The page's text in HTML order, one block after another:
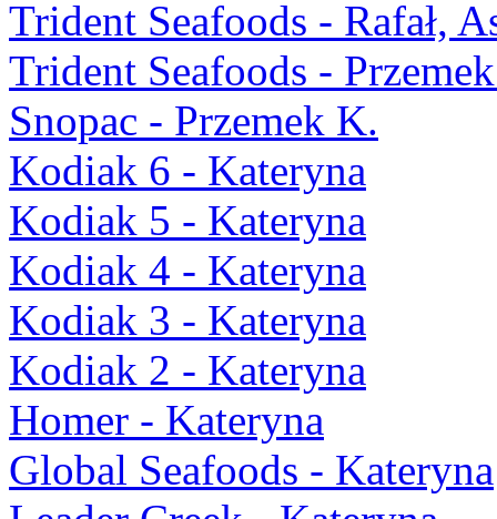
Trident Seafoods - Rafał,
Trident Seafoods -
Snopac - Przemek K.
Kodiak 6 - Kateryna
Kodiak 5 - Kateryna
Kodiak 4 - Kateryna
Kodiak 3 - Kateryna
Kodiak 2 - Kateryna
Homer - Kateryna
Global Seafoods - Kateryna